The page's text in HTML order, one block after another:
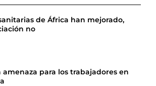
de África han mejorado,
no
amenaza para los trabajadores en